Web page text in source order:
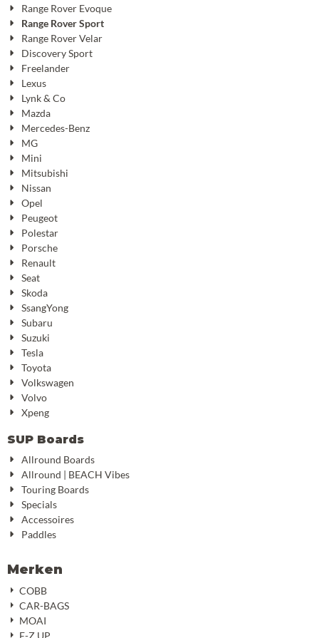
Range Rover Evoque
Range Rover Sport
Range Rover Velar
Discovery Sport
Freelander
Lexus
Lynk & Co
Mazda
Mercedes-Benz
MG
Mini
Mitsubishi
Nissan
Opel
Peugeot
Polestar
Porsche
Renault
Seat
Skoda
SsangYong
Subaru
Suzuki
Tesla
Toyota
Volkswagen
Volvo
Xpeng
SUP Boards
Allround Boards
Allround | BEACH Vibes
Touring Boards
Specials
Accessoires
Paddles
Merken
COBB
CAR-BAGS
MOAI
E-Z UP